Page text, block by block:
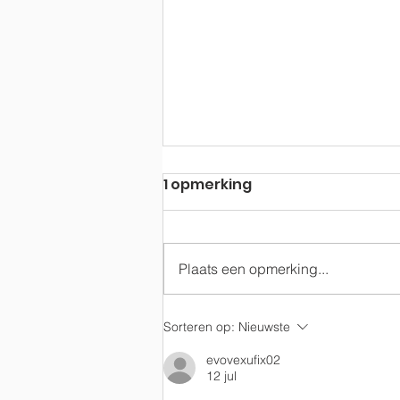
Terugblik op 2021
1 opmerking
Plaats een opmerking...
Sorteren op: Nieuwste
evovexufix02
12 jul